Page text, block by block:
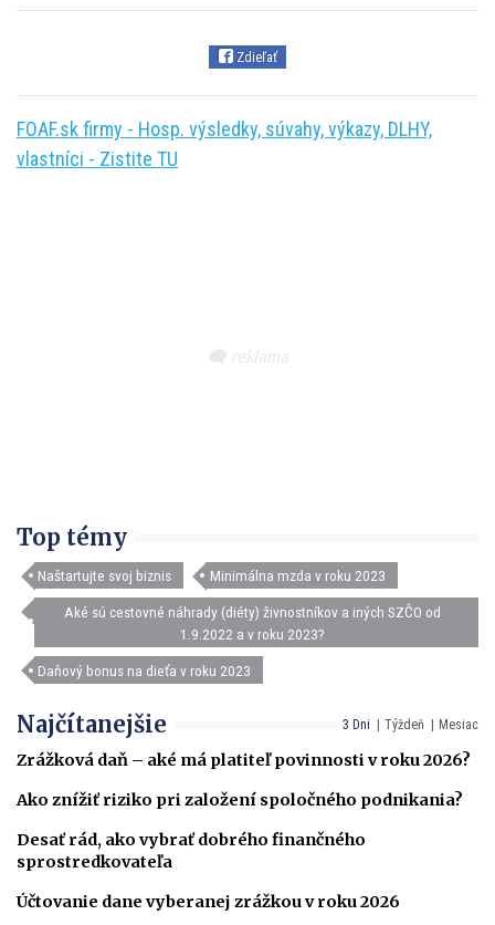
Zdieľať
FOAF.sk firmy - Hosp. výsledky, súvahy, výkazy, DLHY,
vlastníci - Zistite TU
Top témy
Naštartujte svoj biznis Minimálna mzda v roku 2023
Aké sú cestovné náhrady (diéty) živnostníkov a iných SZČO od
1.9.2022 a v roku 2023?
Daňový bonus na dieťa v roku 2023
3 Dni Týždeň Mesiac
Najčítanejšie
Zrážková daň – aké má platiteľ povinnosti v roku 2026?
Ako znížiť riziko pri založení spoločného podnikania?
Desať rád, ako vybrať dobrého finančného
sprostredkovateľa
Účtovanie dane vyberanej zrážkou v roku 2026